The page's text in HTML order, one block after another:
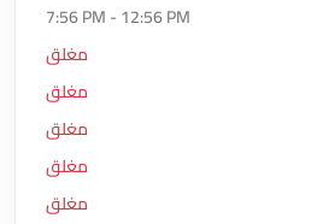
7:56 PM - 12:56 PM
مغلق
مغلق
مغلق
مغلق
مغلق